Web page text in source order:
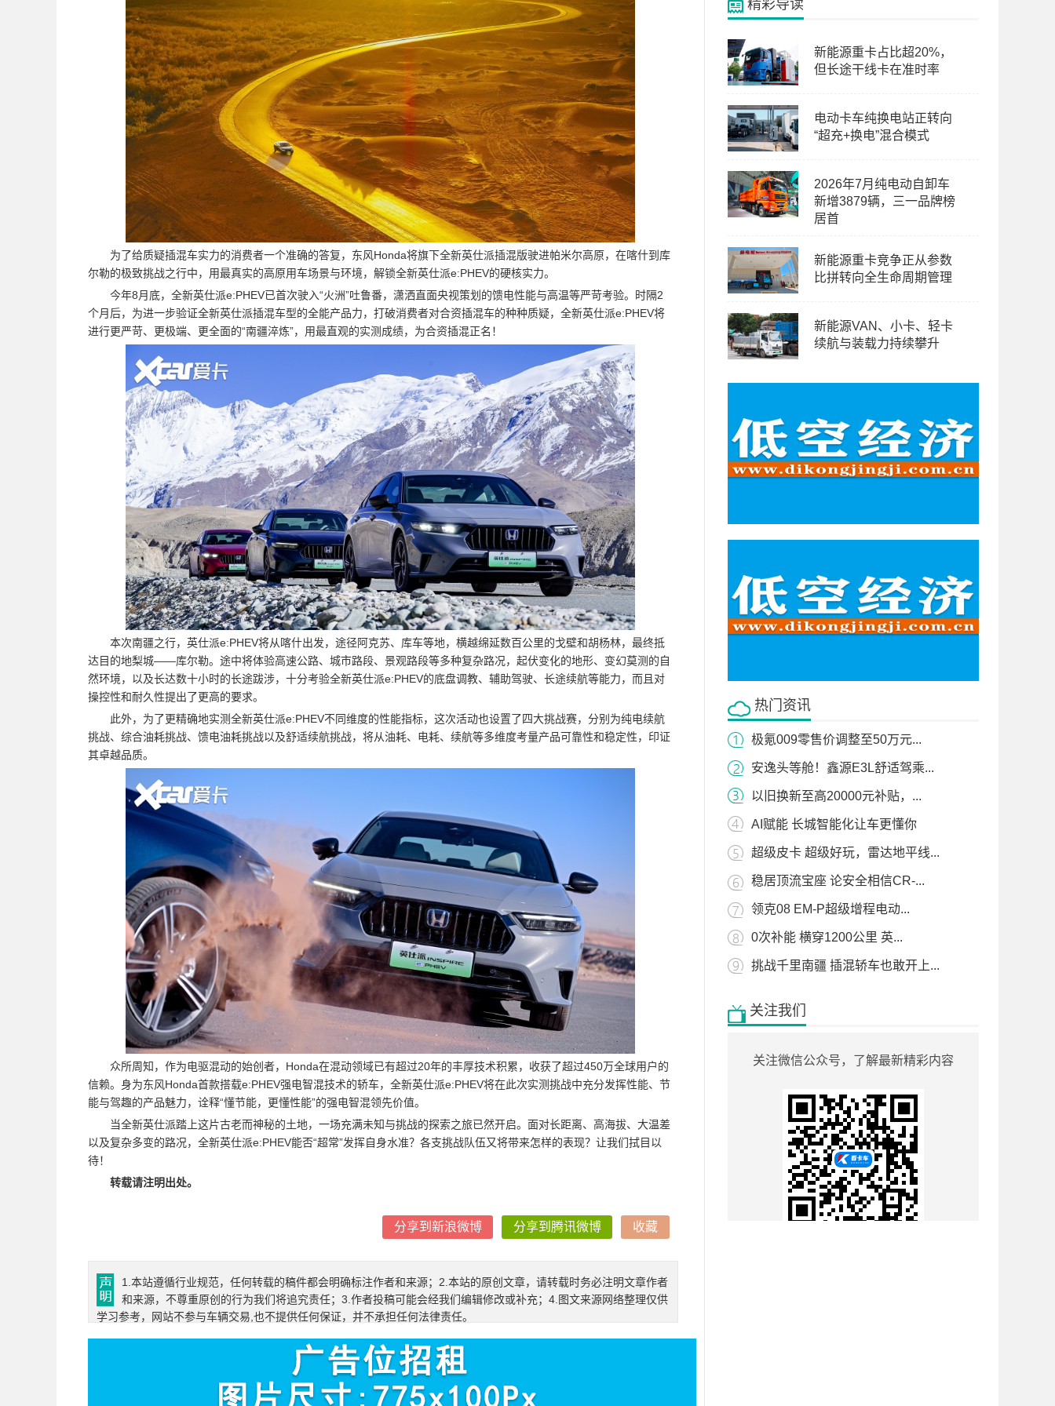
为了给质疑插混车实力的消费者一个准确的答复，东风Honda将旗下全新英仕派插混版驶进帕米尔高原，在喀什到库
尔勒的极致挑战之行中，用最真实的高原用车场景与环境，解锁全新英仕派e:PHEV的硬核实力。
今年8月底，全新英仕派e:PHEV已首次驶入“火洲”吐鲁番，潇洒直面央视策划的馈电性能与高温等严苛考验。时隔2
个月后，为进一步验证全新英仕派插混车型的全能产品力，打破消费者对合资插混车的种种质疑，全新英仕派e:PHEV将
进行更严苛、更极端、更全面的“南疆淬炼”，用最直观的实测成绩，为合资插混正名！
本次南疆之行，英仕派e:PHEV将从喀什出发，途径阿克苏、库车等地，横越绵延数百公里的戈壁和胡杨林，最终抵
达目的地梨城——库尔勒。途中将体验高速公路、城市路段、景观路段等多种复杂路况，起伏变化的地形、变幻莫测的自
然环境，以及长达数十小时的长途跋涉，十分考验全新英仕派e:PHEV的底盘调教、辅助驾驶、长途续航等能力，而且对
操控性和耐久性提出了更高的要求。
此外，为了更精确地实测全新英仕派e:PHEV不同维度的性能指标，这次活动也设置了四大挑战赛，分别为纯电续航
挑战、综合油耗挑战、馈电油耗挑战以及舒适续航挑战，将从油耗、电耗、续航等多维度考量产品可靠性和稳定性，印证
其卓越品质。
众所周知，作为电驱混动的始创者，Honda在混动领域已有超过20年的丰厚技术积累，收获了超过450万全球用户的
信赖。身为东风Honda首款搭载e:PHEV强电智混技术的轿车，全新英仕派e:PHEV将在此次实测挑战中充分发挥性能、节
能与驾趣的产品魅力，诠释“懂节能，更懂性能”的强电智混领先价值。
当全新英仕派踏上这片古老而神秘的土地，一场充满未知与挑战的探索之旅已然开启。面对长距离、高海拔、大温差
以及复杂多变的路况，全新英仕派e:PHEV能否“超常”发挥自身水准？各支挑战队伍又将带来怎样的表现？让我们拭目以
待！
转载请注明出处。
分享到新浪微博 分享到腾讯微博 收藏
1.本站遵循行业规范，任何转载的稿件都会明确标注作者和来源；2.本站的原创文章，请转载时务必注明文章作者
和来源，不尊重原创的行为我们将追究责任；3.作者投稿可能会经我们编辑修改或补充；4.图文来源网络整理仅供
学习参考，网站不参与车辆交易,也不提供任何保证，并不承担任何法律责任。
精彩导读
新能源重卡占比超20%，
但长途干线卡在准时率
电动卡车纯换电站正转向
“超充+换电”混合模式
2026年7月纯电动自卸车
新增3879辆，三一品牌榜
居首
新能源重卡竞争正从参数
比拼转向全生命周期管理
新能源VAN、小卡、轻卡
续航与装载力持续攀升
热门资讯
极氪009零售价调整至50万元...
安逸头等舱！鑫源E3L舒适驾乘...
以旧换新至高20000元补贴，...
AI赋能 长城智能化让车更懂你
超级皮卡 超级好玩，雷达地平线...
稳居顶流宝座 论安全相信CR-...
领克08 EM-P超级增程电动...
0次补能 横穿1200公里 英...
挑战千里南疆 插混轿车也敢开上...
关注我们
关注微信公众号，了解最新精彩内容